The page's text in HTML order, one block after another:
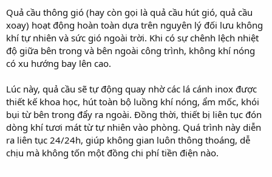
Quả cầu thông gió (hay còn gọi là quả cầu hút gió, quả cầu
xoay) hoạt động hoàn toàn dựa trên nguyên lý đối lưu không
khí tự nhiên và sức gió ngoài trời. Khi có sự chênh lệch nhiệt
độ giữa bên trong và bên ngoài công trình, không khí nóng
có xu hướng bay lên cao.
Lúc này, quả cầu sẽ tự động quay nhờ các lá cánh inox được
thiết kế khoa học, hút toàn bộ luồng khí nóng, ẩm mốc, khói
bụi từ bên trong đẩy ra ngoài. Đồng thời, thiết bị liên tục đón
dòng khí tươi mát từ tự nhiên vào phòng. Quá trình này diễn
ra liên tục 24/24h, giúp không gian luôn thông thoáng, dễ
chịu mà không tốn một đồng chi phí tiền điện nào.